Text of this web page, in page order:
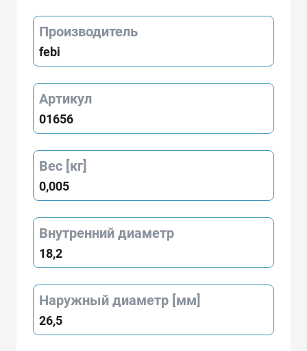
Производитель
febi
Артикул
01656
Вес [кг]
0,005
Внутренний диаметр
18,2
Наружный диаметр [мм]
26,5